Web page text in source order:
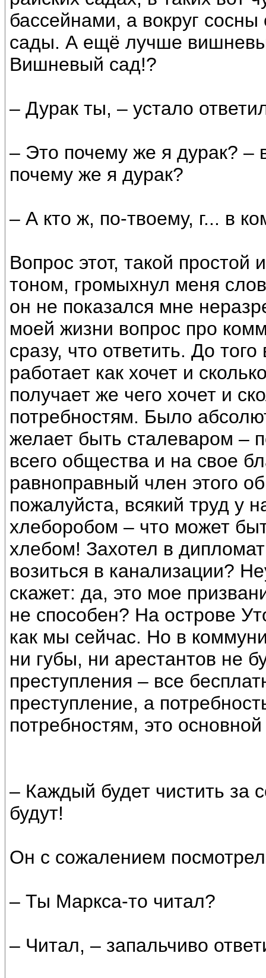
бассейнами, а вокруг
сады. А ещё лучше
Вишневый сад!?
– Дурак ты, – устало
– Это почему же я дурак? –
почему же я дурак?
– А кто ж, по-твоему, г... в
Вопрос этот, такой
тоном, громыхнул меня
он не показался мне
моей жизни вопрос про
сразу, что ответить. До
работает как хочет и
получает же чего хочет и
потребностям. Было
желает быть сталеваром –
всего общества и на свое
равноправный член этого
пожалуйста, всякий труд у
хлеборобом – что может
хлебом! Захотел в
возиться в канализации?
скажет: да, это мое
не способен? На острове
как мы сейчас. Но в
ни губы, ни арестантов не
преступления – все
преступление, а
потребностям, это
– Каждый будет чистить за
будут!
Он с сожалением
– Ты Маркса-то читал?
– Читал, – запальчиво